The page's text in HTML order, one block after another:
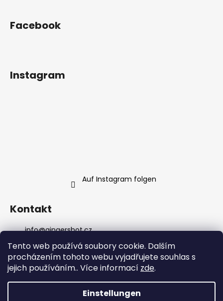
Tento web používá soubory cookie. Dalším
procházením tohoto webu vyjadřujete souhlas s
jejich používáním.. Více informací zde.
Einstellungen
Facebook
Instagram
Auf Instagram folgen
Kontakt
info@gingershot.cz
+420 607 639 368
+420 607 639 368
facebook.com/gingershot.cz/
gingershot.cz/